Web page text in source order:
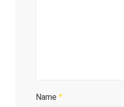
Name *